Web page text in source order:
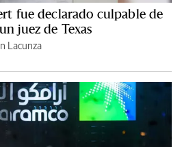
fue declarado culpable de
juez de Texas
Lacunza